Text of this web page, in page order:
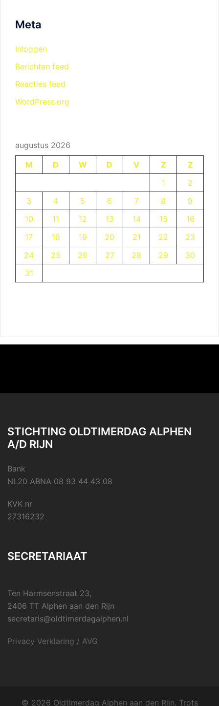
Meta
Inloggen
Berichten feed
Reacties feed
WordPress.org
augustus 2026
M
D W D V Z
Z
1
2
3
4 5 6 7 8
9
10
11 12 13 14 15
16
17
18 19 20 21 22
23
24
25 26 27 28 29
30
31
STICHTING OLDTIMERDAG ALPHEN
A/D RIJN
Bank
NL20 ABNA 08 93 44 43 08
KVK nr
27316232
SECRETARIAAT
Ten Harmsenstraat 23,
2406 TT Alphen aan den Rijn
secretaris@oldtimerdagalphen.nl
Privacy Verklaring / AVG
© 2026 Oldtimerdag Alphen aan den Rijn. Trots